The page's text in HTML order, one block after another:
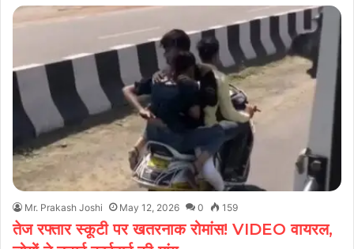
Mr. Prakash Joshi May 12, 2026 0 159
तेज रफ्तार स्कूटी पर खतरनाक रोमांस! VIDEO वायरल,